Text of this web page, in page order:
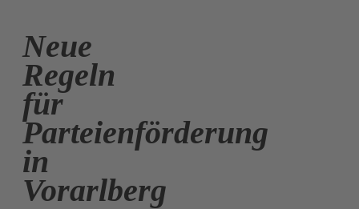
Neue
Regeln
für
Parteienförderung
in
Vorarlberg